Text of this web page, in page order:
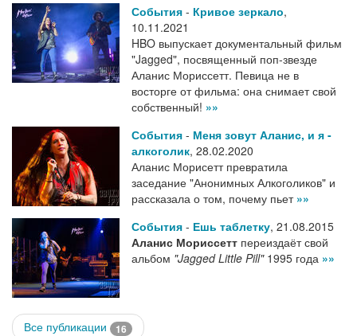
События - Кривое зеркало,
10.11.2021
HBO выпускает документальный фильм
"Jagged", посвященный поп-звезде
Аланис Мориссетт. Певица не в
восторге от фильма: она снимает свой
собственный! »»
События - Меня зовут Аланис, и я -
алкоголик, 28.02.2020
Аланис Морисетт превратила
заседание "Анонимных Алкоголиков" и
рассказала о том, почему пьет »»
События - Ешь таблетку, 21.08.2015
Аланис Мориссетт переиздаёт свой
альбом "Jagged Little Pill"1995 года »»
Все публикации 16